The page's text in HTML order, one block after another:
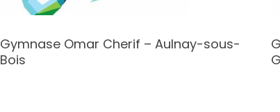
Gymnase Omar Cherif – Aulnay-sous-
Bois